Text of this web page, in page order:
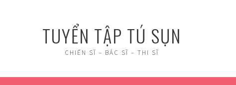
TUYỂN TẬP TÚ SỤN
CHIẾN SĨ – BÁC SĨ – THI SĨ